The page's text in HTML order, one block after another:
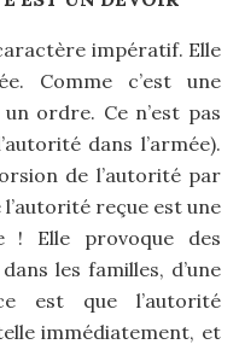
impératif. Elle
Comme c’est une
ordre. Ce n’est pas
dans l’armée).
de l’autorité par
l’autorité reçue est une
! Elle provoque des
les familles, d’une
est que l’autorité
immédiatement, et